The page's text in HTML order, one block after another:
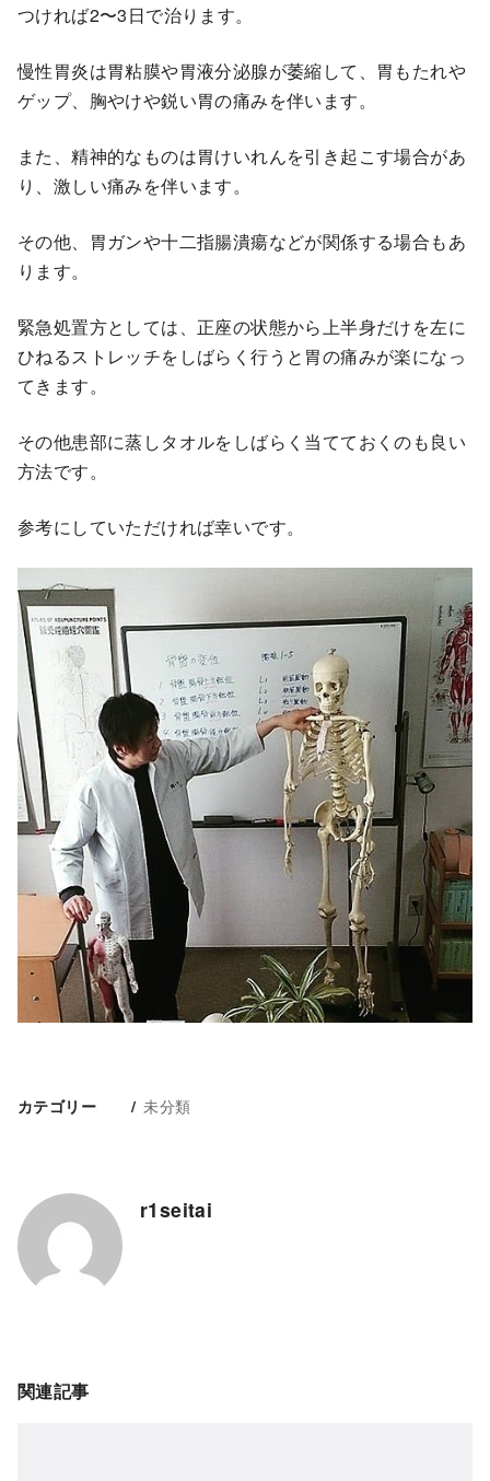
つければ2〜3日で治ります。
慢性胃炎は胃粘膜や胃液分泌腺が萎縮して、胃もたれや
ゲップ、胸やけや鋭い胃の痛みを伴います。
また、精神的なものは胃けいれんを引き起こす場合があ
り、激しい痛みを伴います。
その他、胃ガンや十二指腸潰瘍などが関係する場合もあ
ります。
緊急処置方としては、正座の状態から上半身だけを左に
ひねるストレッチをしばらく行うと胃の痛みが楽になっ
てきます。
その他患部に蒸しタオルをしばらく当てておくのも良い
方法です。
参考にしていただければ幸いです。
カテゴリー 未分類
r1seitai
関連記事